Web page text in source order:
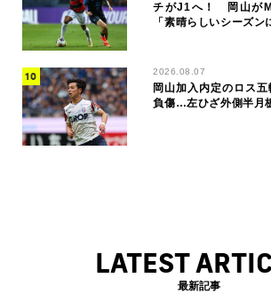
チがJ1へ！ 岡山が
「素晴らしいシーズン
2026.08.07
岡山加入内定のロス
負傷…左ひざ外側半月
LATEST
最新記事